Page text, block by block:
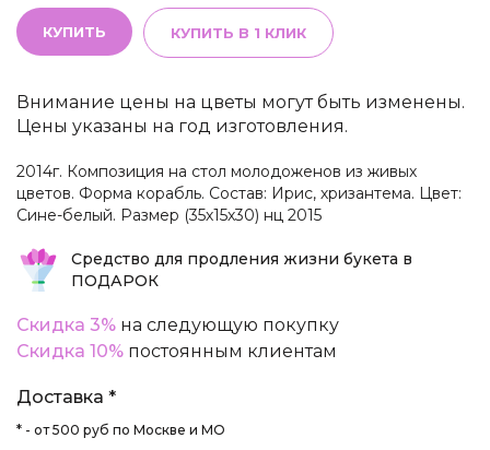
КУПИТЬ КУПИТЬ В 1 КЛИК
Внимание цены на цветы могут быть изменены.
Цены указаны на год изготовления.
2014г. Композиция на стол молодоженов из живых
цветов. Форма корабль. Состав: Ирис, хризантема. Цвет:
Сине-белый. Размер (35х15х30) нц 2015
Средство для продления жизни букета в
ПОДАРОК
Скидка 3% на следующую покупку
Скидка 10% постоянным клиентам
Доставка *
* - от 500 руб по Москве и МО